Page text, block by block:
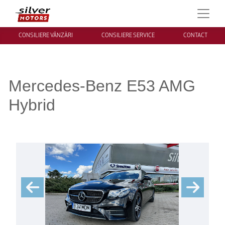
CONSILIERE VÂNZĂRI CONSILIERE SERVICE CONTACT
Mercedes-Benz E53 AMG
Hybrid